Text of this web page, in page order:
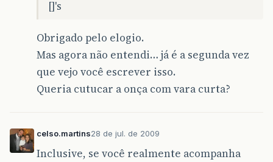
[]'s
Obrigado pelo elogio.
Mas agora não entendi… já é a segunda vez
que vejo você escrever isso.
Queria cutucar a onça com vara curta?
celso.martins28 de jul. de 2009
Inclusive, se você realmente acompanha